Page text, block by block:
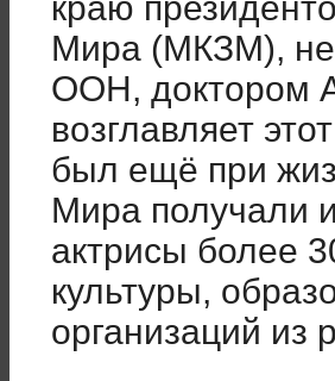
Мира (МКЗМ),
ООН, доктором
возглавляет
был ещё при
Мира получали
актрисы более
культуры,
организаций из